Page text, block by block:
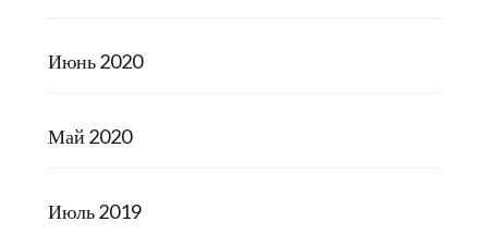
Июнь 2020
Май 2020
Июль 2019